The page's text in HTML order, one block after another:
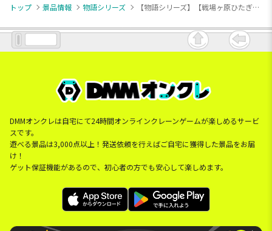
トップ
景品情報 物語シリーズ 【物語シリーズ】【戦場ヶ原ひたぎ】〈物語〉シリーズ Desktop Cute フィギュア 戦場ヶ原ひたぎ
DMMオンクレは自宅にて24時間オンラインクレーンゲームが楽しめるサービ
スです。
遊べる景品は3,000点以上！発送依頼を行えばご自宅に獲得した景品をお届
け！
ゲット保証機能があるので、初心者の方でも安心して楽しめます。